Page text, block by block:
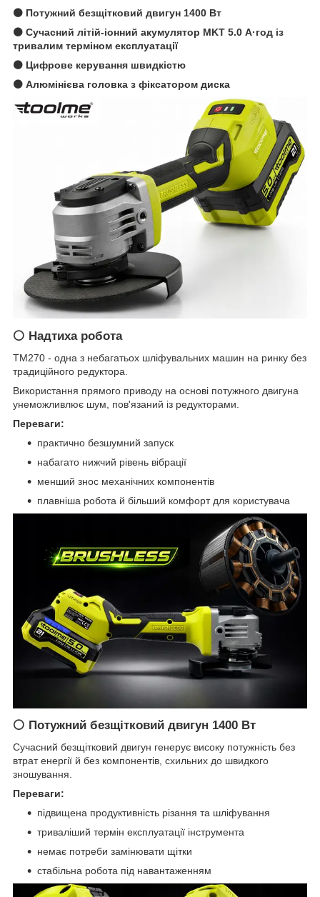
⚫ Потужний безщітковий двигун 1400 Вт
⚫ Сучасний літій-іонний акумулятор MKT 5.0 А·год із
тривалим терміном експлуатації
⚫ Цифрове керування швидкістю
⚫ Алюмінієва головка з фіксатором диска
⚪ Надтиха робота
TM270 - одна з небагатьох шліфувальних машин на ринку без
традиційного редуктора.
Використання прямого приводу на основі потужного двигуна
унеможливлює шум, пов'язаний із редукторами.
Переваги:
практично безшумний запуск
набагато нижчий рівень вібрації
менший знос механічних компонентів
плавніша робота й більший комфорт для користувача
⚪ Потужний безщітковий двигун 1400 Вт
Сучасний безщітковий двигун генерує високу потужність без
втрат енергії й без компонентів, схильних до швидкого
зношування.
Переваги:
підвищена продуктивність різання та шліфування
триваліший термін експлуатації інструмента
немає потреби замінювати щітки
стабільна робота під навантаженням